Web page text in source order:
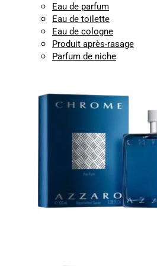
Eau de parfum
Eau de toilette
Eau de cologne
Produit après-rasage
Parfum de niche